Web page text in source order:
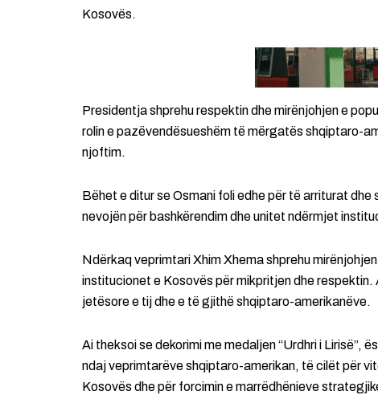
Kosovës.
Presidentja shprehu respektin dhe mirënjohjen e
rolin e pazëvendësueshëm të mërgatës shqiptaro-
njoftim.
Bëhet e ditur se Osmani foli edhe për të arriturat
nevojën për bashkërendim dhe unitet ndërmjet
Ndërkaq veprimtari Xhim Xhema shprehu
institucionet e Kosovës për mikpritjen dhe
jetësore e tij dhe e të gjithë shqiptaro-amerikanëve.
Ai theksoi se dekorimi me medaljen “Urdhri i Lirisë”,
ndaj veprimtarëve shqiptaro-amerikan, të cilët për
Kosovës dhe për forcimin e marrëdhënieve